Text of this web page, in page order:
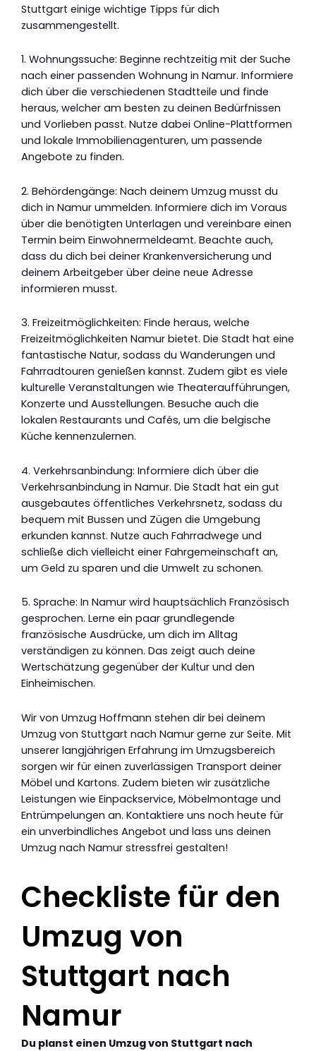
Stuttgart einige wichtige Tipps für dich
zusammengestellt.
1. Wohnungssuche: Beginne rechtzeitig mit der Suche
nach einer passenden Wohnung in Namur. Informiere
dich über die verschiedenen Stadtteile und finde
heraus, welcher am besten zu deinen Bedürfnissen
und Vorlieben passt. Nutze dabei Online-Plattformen
und lokale Immobilienagenturen, um passende
Angebote zu finden.
2. Behördengänge: Nach deinem Umzug musst du
dich in Namur ummelden. Informiere dich im Voraus
über die benötigten Unterlagen und vereinbare einen
Termin beim Einwohnermeldeamt. Beachte auch,
dass du dich bei deiner Krankenversicherung und
deinem Arbeitgeber über deine neue Adresse
informieren musst.
3. Freizeitmöglichkeiten: Finde heraus, welche
Freizeitmöglichkeiten Namur bietet. Die Stadt hat eine
fantastische Natur, sodass du Wanderungen und
Fahrradtouren genießen kannst. Zudem gibt es viele
kulturelle Veranstaltungen wie Theateraufführungen,
Konzerte und Ausstellungen. Besuche auch die
lokalen Restaurants und Cafés, um die belgische
Küche kennenzulernen.
4. Verkehrsanbindung: Informiere dich über die
Verkehrsanbindung in Namur. Die Stadt hat ein gut
ausgebautes öffentliches Verkehrsnetz, sodass du
bequem mit Bussen und Zügen die Umgebung
erkunden kannst. Nutze auch Fahrradwege und
schließe dich vielleicht einer Fahrgemeinschaft an,
um Geld zu sparen und die Umwelt zu schonen.
5. Sprache: In Namur wird hauptsächlich Französisch
gesprochen. Lerne ein paar grundlegende
französische Ausdrücke, um dich im Alltag
verständigen zu können. Das zeigt auch deine
Wertschätzung gegenüber der Kultur und den
Einheimischen.
Wir von Umzug Hoffmann stehen dir bei deinem
Umzug von Stuttgart nach Namur gerne zur Seite. Mit
unserer langjährigen Erfahrung im Umzugsbereich
sorgen wir für einen zuverlässigen Transport deiner
Möbel und Kartons. Zudem bieten wir zusätzliche
Leistungen wie Einpackservice, Möbelmontage und
Entrümpelungen an. Kontaktiere uns noch heute für
ein unverbindliches Angebot und lass uns deinen
Umzug nach Namur stressfrei gestalten!
Checkliste für den
Umzug von
Stuttgart nach
Namur
Du planst einen Umzug von Stuttgart nach